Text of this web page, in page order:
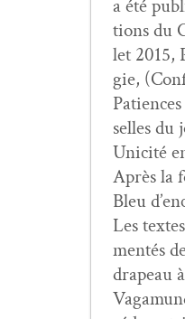
a été
tions du
let 2015,
gie,
selles du
Unic­ité
Après la
Bleu
Les
men­tés
dra­peau